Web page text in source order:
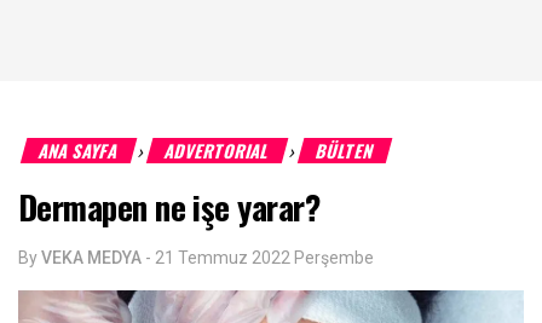
ANA SAYFA › ADVERTORIAL › BÜLTEN
Dermapen ne işe yarar?
ByVEKA MEDYA - 21 Temmuz 2022 Perşembe